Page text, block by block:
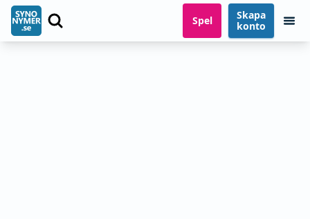
Spel
Skapa
konto